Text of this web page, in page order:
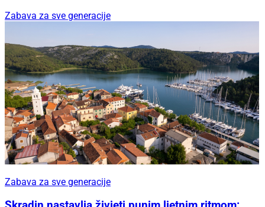
Zabava za sve generacije
Zabava za sve generacije